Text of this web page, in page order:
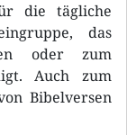
die tägliche
das
oder zum
Auch zum
Bibelversen